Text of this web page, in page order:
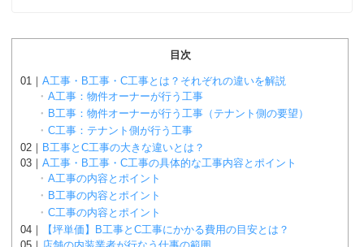
目次
A工事・B工事・C工事とは？それぞれの違いを解説
A工事：物件オーナーが行う工事
B工事：物件オーナーが行う工事（テナント側の要望）
C工事：テナント側が行う工事
B工事とC工事の大きな違いとは？
A工事・B工事・C工事の具体的な工事内容とポイント
A工事の内容とポイント
B工事の内容とポイント
C工事の内容とポイント
【坪単価】B工事とC工事にかかる費用の目安とは？